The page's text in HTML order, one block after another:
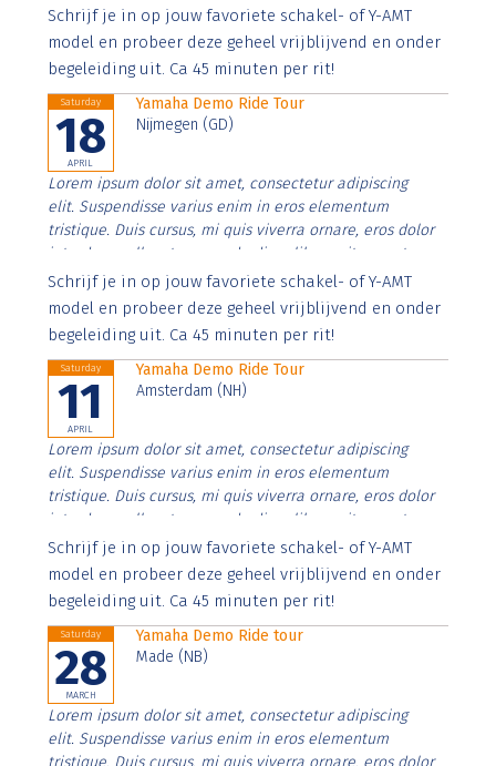
Aenean faucibus nibh et justo cursus id rutrum lorem
imperdiet. Nunc ut sem vitae risus tristique posuere.
Schrijf je in op jouw favoriete schakel- of Y-AMT
model en probeer deze geheel vrijblijvend en onder
begeleiding uit. Ca 45 minuten per rit!
Saturday
18
APRIL
Yamaha Demo Ride Tour
Nijmegen (GD)
Lorem ipsum dolor sit amet, consectetur adipiscing
elit. Suspendisse varius enim in eros elementum
tristique. Duis cursus, mi quis viverra ornare, eros dolor
interdum nulla, ut commodo diam libero vitae erat.
Aenean faucibus nibh et justo cursus id rutrum lorem
imperdiet. Nunc ut sem vitae risus tristique posuere.
Schrijf je in op jouw favoriete schakel- of Y-AMT
model en probeer deze geheel vrijblijvend en onder
begeleiding uit. Ca 45 minuten per rit!
Saturday
11
APRIL
Yamaha Demo Ride Tour
Amsterdam (NH)
Lorem ipsum dolor sit amet, consectetur adipiscing
elit. Suspendisse varius enim in eros elementum
tristique. Duis cursus, mi quis viverra ornare, eros dolor
interdum nulla, ut commodo diam libero vitae erat.
Aenean faucibus nibh et justo cursus id rutrum lorem
imperdiet. Nunc ut sem vitae risus tristique posuere.
Schrijf je in op jouw favoriete schakel- of Y-AMT
model en probeer deze geheel vrijblijvend en onder
begeleiding uit. Ca 45 minuten per rit!
Saturday
28
MARCH
Yamaha Demo Ride tour
Made (NB)
Lorem ipsum dolor sit amet, consectetur adipiscing
elit. Suspendisse varius enim in eros elementum
tristique. Duis cursus, mi quis viverra ornare, eros dolor